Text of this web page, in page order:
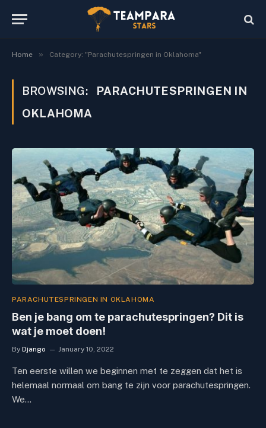
Home » Category: "Parachutespringen in Oklahoma"
BROWSING:
PARACHUTESPRINGEN IN
OKLAHOMA
PARACHUTESPRINGEN IN OKLAHOMA
Ben je bang om te parachutespringen? Dit is
wat je moet doen!
By Django January 10, 2022
Ten eerste willen we beginnen met te zeggen dat het is
helemaal normaal om bang te zijn voor parachutespringen.
We…